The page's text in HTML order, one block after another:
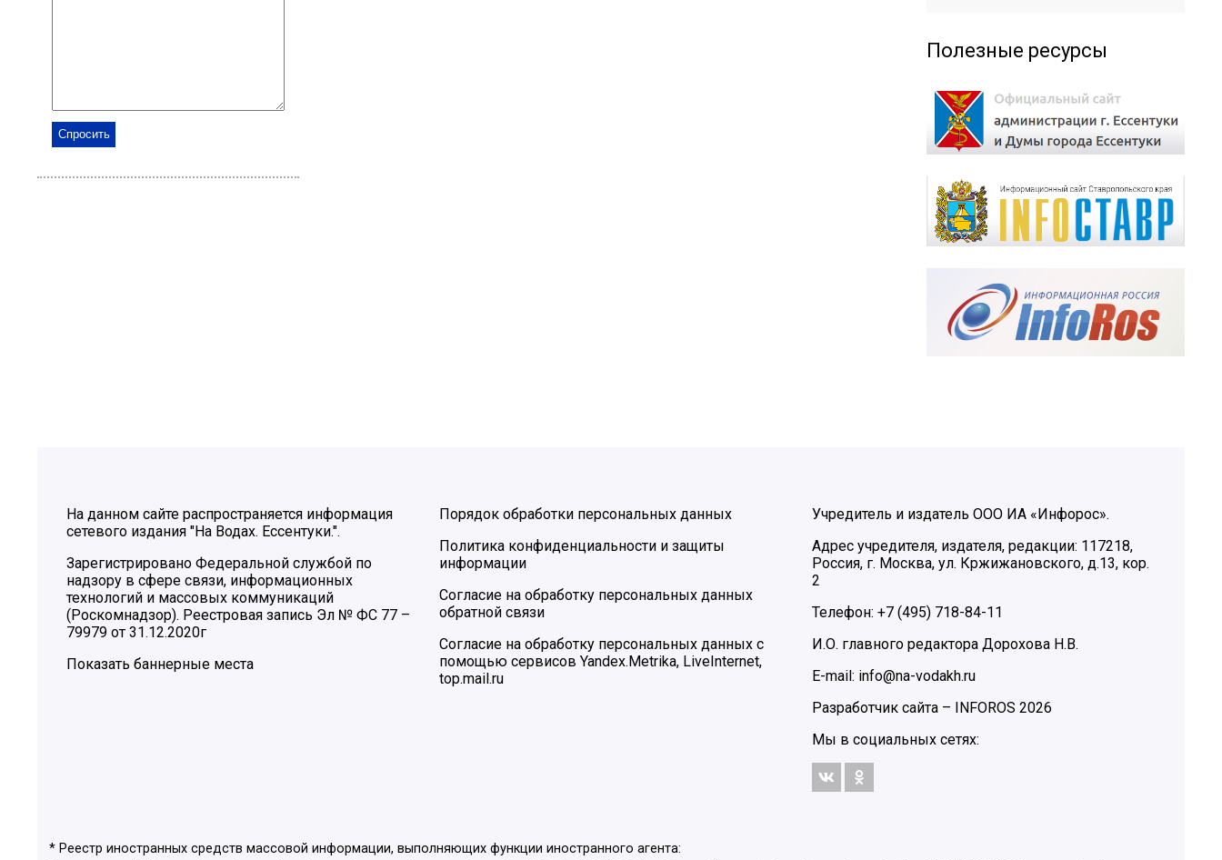
Полезные ресурсы
На данном сайте распространяется информация
сетевого издания "На Водах. Ессентуки.".
Зарегистрировано Федеральной службой по
надзору в сфере связи, информационных
технологий и массовых коммуникаций
(Роскомнадзор). Реестровая запись Эл № ФС 77 –
79979 от 31.12.2020г
Показать баннерные места
Порядок обработки персональных данных
Политика конфиденциальности и защиты
информации
Согласие на обработку персональных данных
обратной связи
Согласие на обработку персональных данных с
помощью сервисов Yandex.Metrika, LiveInternet,
top.mail.ru
Учредитель и издатель ООО ИА «Инфорос».
Адрес учредителя, издателя, редакции: 117218,
Россия, г. Москва, ул. Кржижановского, д.13, кор.
2
Телефон: +7 (495) 718-84-11
И.О. главного редактора Дорохова Н.В.
E-mail: info@na-vodakh.ru
Разработчик сайта –
INFOROS 2026
Мы в социальных сетях:
* Реестр иностранных средств массовой информации, выполняющих функции иностранного агента: